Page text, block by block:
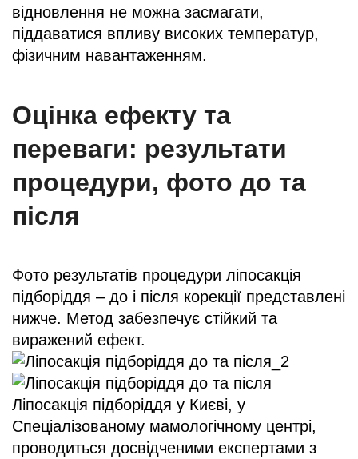
відновлення не можна засмагати,
піддаватися впливу високих температур,
фізичним навантаженням.
Оцінка ефекту та
переваги: результати
процедури, фото до та
після
Фото результатів процедури ліпосакція
підборіддя – до і після корекції представлені
нижче. Метод забезпечує стійкий та
виражений ефект.
Ліпосакція підборіддя у Києві, у
Спеціалізованому мамологічному центрі,
проводиться досвідченими експертами з